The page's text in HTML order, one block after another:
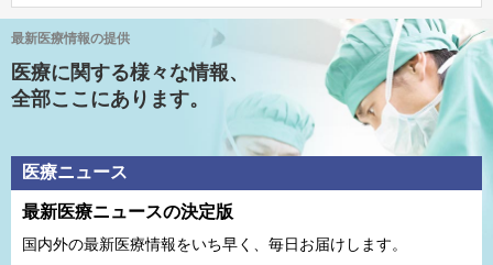
最新医療情報の提供
医療に関する様々な情報、
全部ここにあります。
医療ニュース
最新医療ニュースの決定版
国内外の最新医療情報をいち早く、毎日お届けします。